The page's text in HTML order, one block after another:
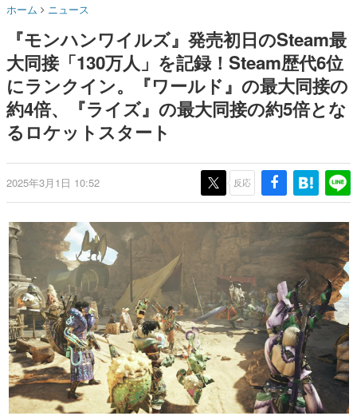
名作ゲームクリエイターの方々に製作時のエピソードをお
きます。
赫本
この物語を解いてはいけない。『赫本』は、〈試験問題〉
の形をした短編ホラー小説集です。
新世代に訊く
これからのデジタルゲーム市場を担う若きクリエイター達
ゲーム世代の作家たち
ゲームに多大な影響を受けた作家さんに取材し、ゲームが
画です。
日本モバイルゲーム産業史
日本のモバイルゲーム史における主要なトピック・タイト
ルを網羅するほか、開発者へのインタビューや識者による
解説を掲載。約20年の歴史が一望できる決定版！
若ゲのいたり〜ゲームクリエイターの青春〜
『うつヌケ』『ペンと箸』等で知られるマンガ家・田中圭
一先生によるゲーム業界レポートマンガです。
なんでゲームは面白い？
ゲーム開発者・hamatsu氏がゲームの魅力を画面や操作の
具体的な形から解き明かしていく、硬派で骨太な評論連載
わいい
のお話には…まだ続きがある！
ホーム ニュース
『モンハンワイルズ』発売初日のSteam最
大同接「130万人」を記録！Steam歴代6位
にランクイン。『ワールド』の最大同接の
約4倍、『ライズ』の最大同接の約5倍とな
るロケットスタート
2025年3月1日 10:52 反応